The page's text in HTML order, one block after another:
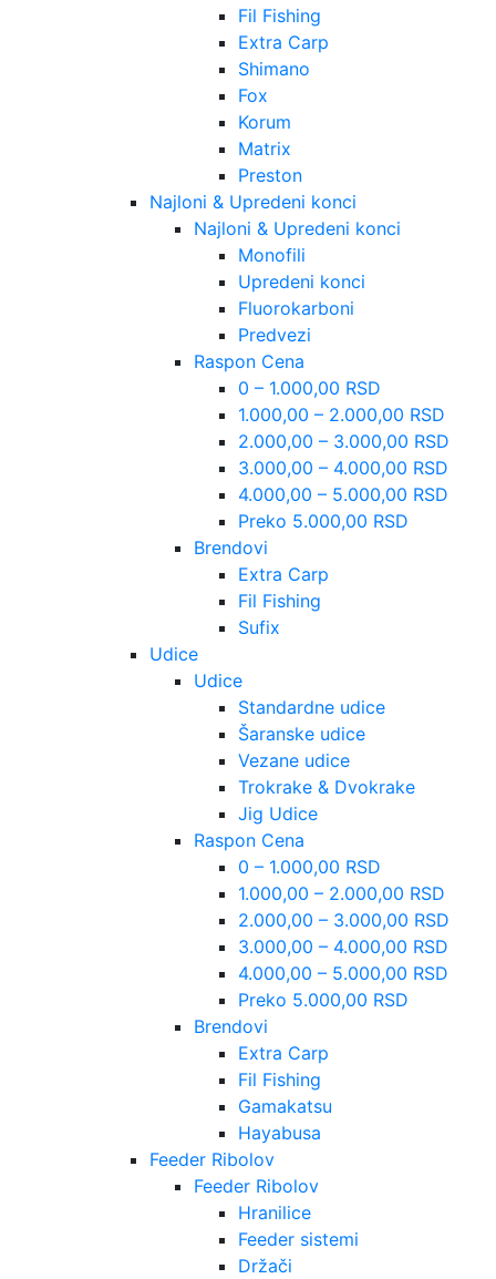
Fil Fishing
Extra Carp
Shimano
Fox
Korum
Matrix
Preston
Najloni & Upredeni konci
Najloni & Upredeni konci
Monofili
Upredeni konci
Fluorokarboni
Predvezi
Raspon Cena
0 – 1.000,00 RSD
1.000,00 – 2.000,00 RSD
2.000,00 – 3.000,00 RSD
3.000,00 – 4.000,00 RSD
4.000,00 – 5.000,00 RSD
Preko 5.000,00 RSD
Brendovi
Extra Carp
Fil Fishing
Sufix
Udice
Udice
Standardne udice
Šaranske udice
Vezane udice
Trokrake & Dvokrake
Jig Udice
Raspon Cena
0 – 1.000,00 RSD
1.000,00 – 2.000,00 RSD
2.000,00 – 3.000,00 RSD
3.000,00 – 4.000,00 RSD
4.000,00 – 5.000,00 RSD
Preko 5.000,00 RSD
Brendovi
Extra Carp
Fil Fishing
Gamakatsu
Hayabusa
Feeder Ribolov
Feeder Ribolov
Hranilice
Feeder sistemi
Držači